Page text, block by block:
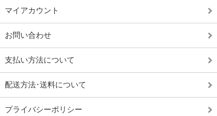
マイアカウント
お問い合わせ
支払い方法について
配送方法･送料について
プライバシーポリシー